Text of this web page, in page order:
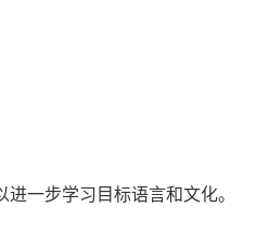
一步学习目标语言和文化。